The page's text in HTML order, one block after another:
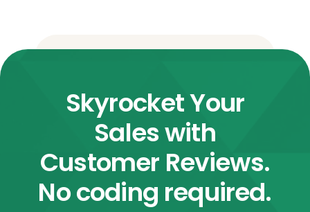
Skyrocket Your
Sales with
Customer Reviews.
No coding required.